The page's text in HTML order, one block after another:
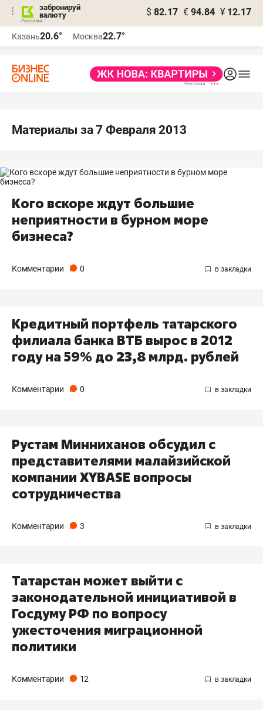
забронируй
валюту
$ 82.17 € 94.84 ¥ 12.17
Казань20.6° Москва22.7°
Материалы за 7 Февраля 2013
Кого вскоре ждут большие
неприятности в бурном море
бизнеса?
Комментарии 0
Кредитный портфель татарского
филиала банка ВТБ вырос в 2012
году на 59% до 23,8 млрд. рублей
Комментарии 0
Рустам Минниханов обсудил с
представителями малайзийской
компании XYBASE вопросы
сотрудничества
Комментарии 3
Татарстан может выйти с
законодательной инициативой в
Госдуму РФ по вопросу
ужесточения миграционной
политики
Комментарии 12